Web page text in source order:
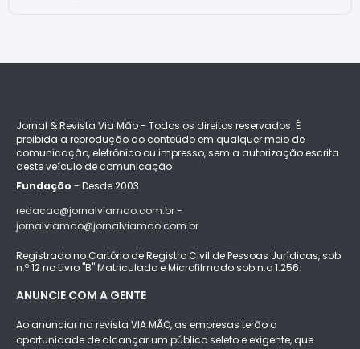
Jornal & Revista Via Mão - Todos os direitos reservados. É
proibida a reprodução do conteúdo em qualquer meio de
comunicação, eletrônico ou impresso, sem a autorização escrita
deste veículo de comunicação
Fundação - Desde 2003
redacao@jornalviamao.com.br -
jornalviamao@jornalviamao.com.br
Registrado no Cartório de Registro Civil de Pessoas Jurídicas, sob
n.º 12 no Livro "B" Matriculado e Microfilmado sob n.o 1.256.
ANUNCIE COM A GENTE
Ao anunciar na revista VIA MÃO, as empresas terão a
oportunidade de alcançar um público seleto e exigente, que